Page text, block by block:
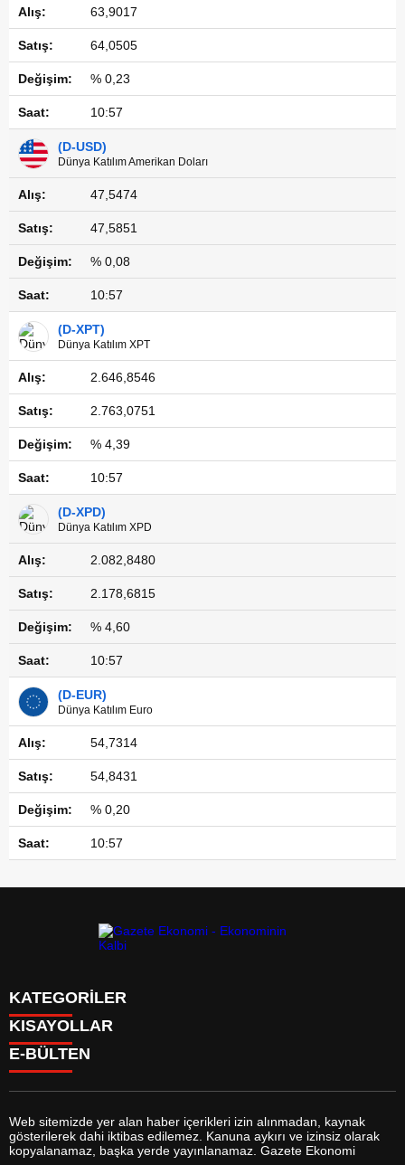
63,9017
64,0505
% 0,23
10:57
(D-USD)
Dünya Katılım Amerikan Doları
47,5474
47,5851
% 0,08
10:57
(D-XPT)
Dünya Katılım XPT
2.646,8546
2.763,0751
% 4,39
10:57
(D-XPD)
Dünya Katılım XPD
2.082,8480
2.178,6815
% 4,60
10:57
(D-EUR)
Dünya Katılım Euro
54,7314
54,8431
% 0,20
10:57
KATEGORİLER
GÜNDEM
DÜNYA
SİYASET
MAGAZİN
SAĞLIK
EĞİTİM
YAŞAM
KISAYOLLAR
BURÇLAR
FİKSTÜR
FİRMA EKLE
FİRMA REHBERİ
E-BÜLTEN
gazeteekonomi.com e-bültenine abone olarak, tarafınıza haber,
Web sitemizde yer alan haber içerikleri izin alınmadan, kaynak
gösterilerek dahi iktibas edilemez. Kanuna aykırı ve izinsiz olarak
kopyalanamaz, başka yerde yayınlanamaz. Gazete Ekonomi